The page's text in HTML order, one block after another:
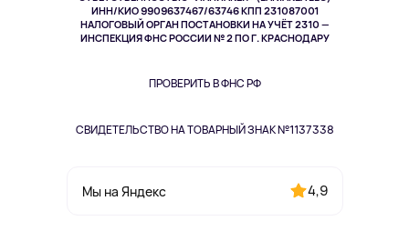
ИНН/КИО 9909637467/63746 КПП 231087001
НАЛОГОВЫЙ ОРГАН ПОСТАНОВКИ НА УЧЁТ 2310 —
ИНСПЕКЦИЯ ФНС РОССИИ № 2 ПО Г. КРАСНОДАРУ
ПРОВЕРИТЬ В ФНС РФ
СВИДЕТЕЛЬСТВО НА ТОВАРНЫЙ ЗНАК №1137338
Мы на Яндекс 4,9
Здоровье питомцев
Одежда и аксессуары